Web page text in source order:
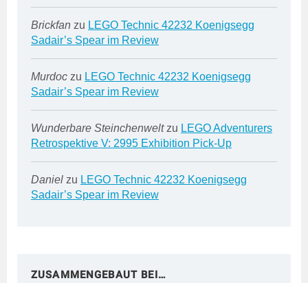
Brickfan zu LEGO Technic 42232 Koenigsegg
Sadair’s Spear im Review
Murdoc zu LEGO Technic 42232 Koenigsegg
Sadair’s Spear im Review
Wunderbare Steinchenweltzu LEGO Adventurers
Retrospektive V: 2995 Exhibition Pick-Up
Daniel zu LEGO Technic 42232 Koenigsegg
Sadair’s Spear im Review
ZUSAMMENGEBAUT BEI…